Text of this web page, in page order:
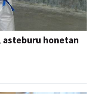
asteburu honetan